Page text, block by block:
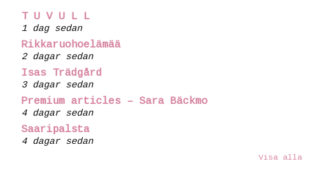
T U V U L L
1 dag sedan
Rikkaruohoelämää
2 dagar sedan
Isas Trädgård
3 dagar sedan
Premium articles – Sara Bäckmo
4 dagar sedan
Saaripalsta
4 dagar sedan
Visa alla